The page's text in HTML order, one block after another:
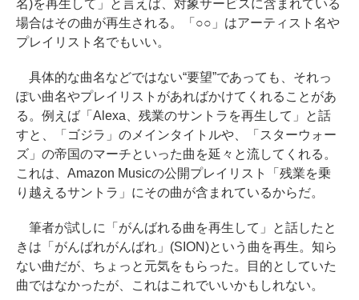
名)を再生して」と言えば、対象サービスに含まれている
場合はその曲が再生される。「○○」はアーティスト名や
プレイリスト名でもいい。
具体的な曲名などではない“要望”であっても、それっ
ぽい曲名やプレイリストがあればかけてくれることがあ
る。例えば「Alexa、残業のサントラを再生して」と話
すと、「ゴジラ」のメインタイトルや、「スターウォー
ズ」の帝国のマーチといった曲を延々と流してくれる。
これは、Amazon Musicの公開プレイリスト「残業を乗
り越えるサントラ」にその曲が含まれているからだ。
筆者が試しに「がんばれる曲を再生して」と話したと
きは「がんばれがんばれ」(SION)という曲を再生。知ら
ない曲だが、ちょっと元気をもらった。目的としていた
曲ではなかったが、これはこれでいいかもしれない。